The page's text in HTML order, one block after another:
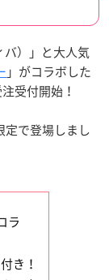
バ）」と大人気
」がコラボした
受付開始！
定で登場しまし
ラ
き！